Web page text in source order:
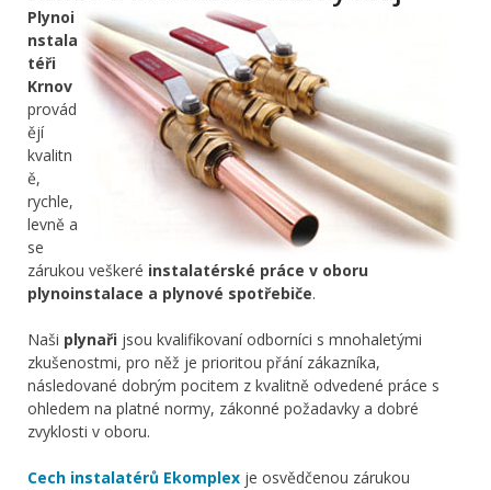
Plynoi
nstala
téři
Krnov
provád
ějí
kvalitn
ě,
rychle,
levně a
se
zárukou veškeré instalatérské práce v oboru
plynoinstalace a plynové spotřebiče.
Naši plynaři jsou kvalifikovaní odborníci s mnohaletými
zkušenostmi, pro něž je prioritou přání zákazníka,
následované dobrým pocitem z kvalitně odvedené práce s
ohledem na platné normy, zákonné požadavky a dobré
zvyklosti v oboru.
Cech instalatérů Ekomplex je osvědčenou zárukou